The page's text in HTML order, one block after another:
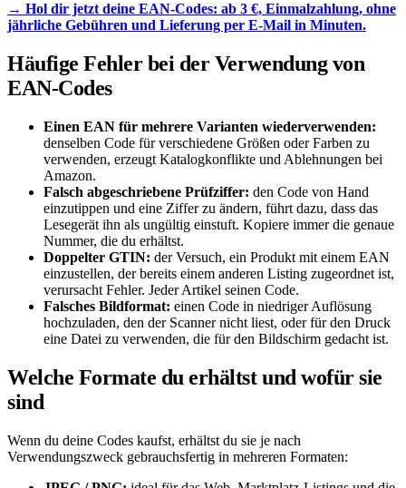
→ Hol dir jetzt deine EAN-Codes: ab 3 €, Einmalzahlung, ohne
jährliche Gebühren und Lieferung per E-Mail in Minuten.
Häufige Fehler bei der Verwendung von
EAN-Codes
Einen EAN für mehrere Varianten wiederverwenden:
denselben Code für verschiedene Größen oder Farben zu
verwenden, erzeugt Katalogkonflikte und Ablehnungen bei
Amazon.
Falsch abgeschriebene Prüfziffer: den Code von Hand
einzutippen und eine Ziffer zu ändern, führt dazu, dass das
Lesegerät ihn als ungültig einstuft. Kopiere immer die genaue
Nummer, die du erhältst.
Doppelter GTIN: der Versuch, ein Produkt mit einem EAN
einzustellen, der bereits einem anderen Listing zugeordnet ist,
verursacht Fehler. Jeder Artikel seinen Code.
Falsches Bildformat: einen Code in niedriger Auflösung
hochzuladen, den der Scanner nicht liest, oder für den Druck
eine Datei zu verwenden, die für den Bildschirm gedacht ist.
Welche Formate du erhältst und wofür sie
sind
Wenn du deine Codes kaufst, erhältst du sie je nach
Verwendungszweck gebrauchsfertig in mehreren Formaten: